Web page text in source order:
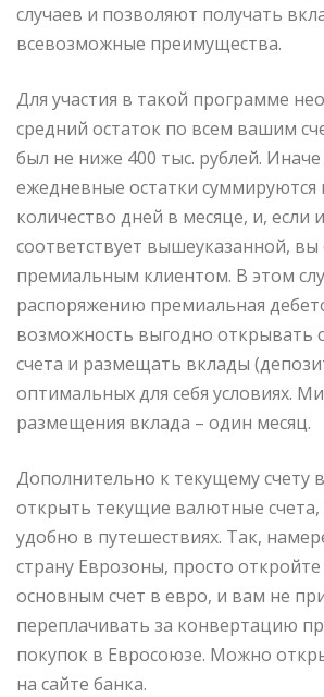
случаев и позволяют получать
всевозможные преимущества.
Для участия в такой программе
средний остаток по всем вашим
был не ниже 400 тыс. рублей. Иначе
ежедневные остатки суммируются
количество дней в месяце, и, если
соответствует вышеуказанной, вы
премиальным клиентом. В этом
распоряжению премиальная
возможность выгодно открывать
счета и размещать вклады
оптимальных для себя условиях.
размещения вклада – один месяц.
Дополнительно к текущему счету
открыть текущие валютные счета,
удобно в путешествиях. Так,
страну Еврозоны, просто откройте
основным счет в евро, и вам не
переплачивать за конвертацию
покупок в Евросоюзе. Можно
на сайте банка.